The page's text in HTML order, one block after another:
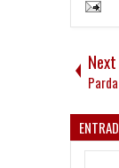
Next
Parda